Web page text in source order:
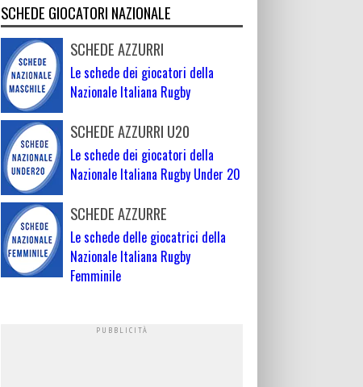
SCHEDE GIOCATORI NAZIONALE
SCHEDE AZZURRI
Le schede dei giocatori della
Nazionale Italiana Rugby
SCHEDE AZZURRI U20
Le schede dei giocatori della
Nazionale Italiana Rugby Under 20
SCHEDE AZZURRE
Le schede delle giocatrici della
Nazionale Italiana Rugby
Femminile